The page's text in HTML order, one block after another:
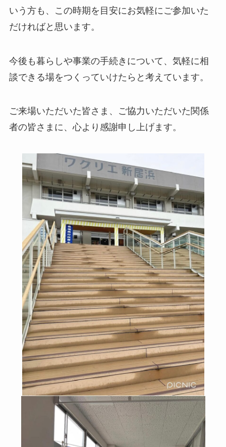
いう方も、この時期を目安にお気軽にご参加いた
だければと思います。
今後も暮らしや事業の手続きについて、気軽に相
談できる場をつくっていけたらと考えています。
ご来場いただいた皆さま、ご協力いただいた関係
者の皆さまに、心より感謝申し上げます。